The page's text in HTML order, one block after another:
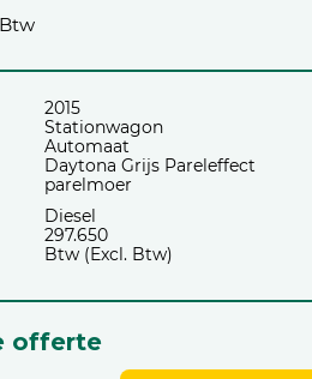
2015
Stationwagon
Automaat
Daytona Grijs Pareleffect
parelmoer
Diesel
297.650
Btw (Excl. Btw)
offerte